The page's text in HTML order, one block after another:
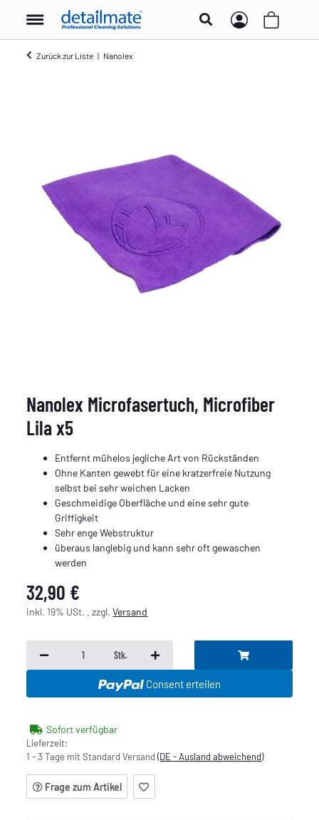
Zurück zur Liste Nanolex
Nanolex Microfasertuch, Microfiber
Lila x5
Entfernt mühelos jegliche Art von Rückständen
Ohne Kanten gewebt für eine kratzerfreie Nutzung
selbst bei sehr weichen Lacken
Geschmeidige Oberfläche und eine sehr gute
Griffigkeit
Sehr enge Webstruktur
überaus langlebig und kann sehr oft gewaschen
werden
32,90 €
inkl. 19% USt. , zzgl.Versand
Stk.
Consent erteilen
Sofort verfügbar
Lieferzeit:
1 - 3 Tage mit Standard Versand(DE - Ausland abweichend)
Frage zum Artikel